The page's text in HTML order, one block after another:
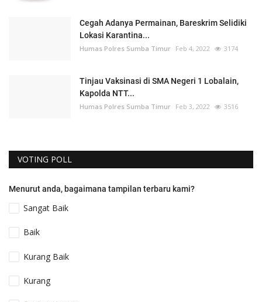
Cegah Adanya Permainan, Bareskrim Selidiki
Lokasi Karantina...
Humas Polres Sumba Timur Feb 4, 2022 3174
Tinjau Vaksinasi di SMA Negeri 1 Lobalain,
Kapolda NTT...
Humas Polres Sumba Timur Feb 3, 2022 3516
VOTING POLL
Menurut anda, bagaimana tampilan terbaru kami?
Sangat Baik
Baik
Kurang Baik
Kurang